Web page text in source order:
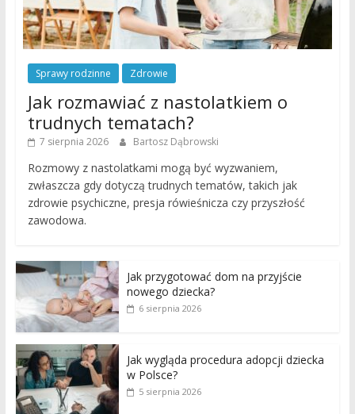
Sprawy rodzinne Zdrowie
Jak rozmawiać z nastolatkiem o
trudnych tematach?
7 sierpnia 2026 Bartosz Dąbrowski
Rozmowy z nastolatkami mogą być wyzwaniem,
zwłaszcza gdy dotyczą trudnych tematów, takich jak
zdrowie psychiczne, presja rówieśnicza czy przyszłość
zawodowa.
Jak przygotować dom na przyjście
nowego dziecka?
6 sierpnia 2026
Jak wygląda procedura adopcji dziecka
w Polsce?
5 sierpnia 2026